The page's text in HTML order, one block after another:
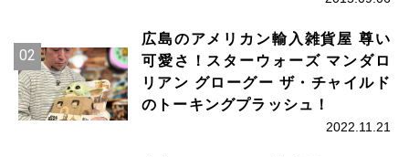
広島のアメリカン輸入雑貨屋 尊い
可愛さ！スターウォーズ マンダロ
リアン グローグー ザ・チャイルド
のトーキングプラッシュ！
2022.11.21